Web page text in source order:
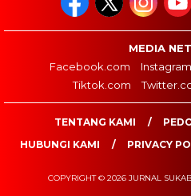
MEDIA
Facebook.com
Tiktok.com
TENTANG KAMI
HUBUNGI KAMI
PRIVACY
COPYRIGHT © 2026 JURNAL